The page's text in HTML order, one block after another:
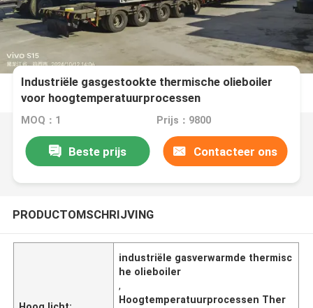
Industriële gasgestookte thermische olieboiler
voor hoogtemperatuurprocessen
MOQ：1 Prijs：9800
Beste prijs Contacteer ons
PRODUCTOMSCHRIJVING
industriële gasverwarmde thermisc
he olieboiler
,
Hoogtemperatuurprocessen Ther